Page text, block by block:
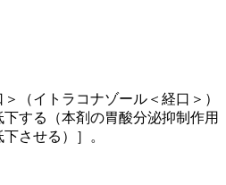
（イトラコナゾール＜経口＞）
する（本剤の胃酸分泌抑制作用
させる）］。